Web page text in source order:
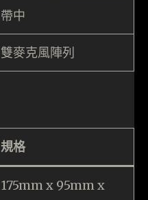
帶中
雙麥克風陣列
規格
175mm x 95mm x